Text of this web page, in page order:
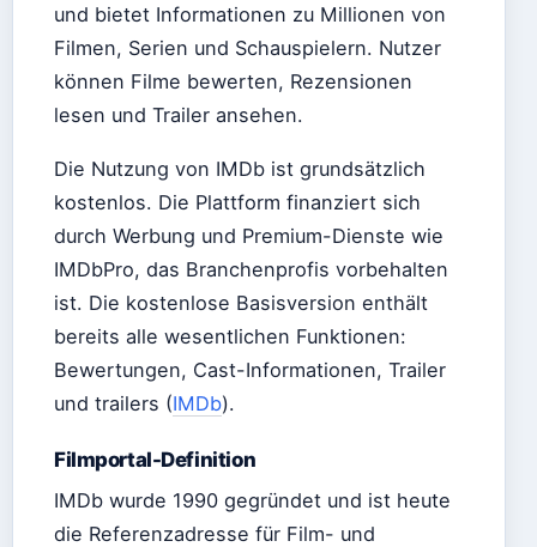
und bietet Informationen zu Millionen von
Filmen, Serien und Schauspielern. Nutzer
können Filme bewerten, Rezensionen
lesen und Trailer ansehen.
Die Nutzung von IMDb ist grundsätzlich
kostenlos. Die Plattform finanziert sich
durch Werbung und Premium-Dienste wie
IMDbPro, das Branchenprofis vorbehalten
ist. Die kostenlose Basisversion enthält
bereits alle wesentlichen Funktionen:
Bewertungen, Cast-Informationen, Trailer
und trailers (IMDb).
Filmportal-Definition
IMDb wurde 1990 gegründet und ist heute
die Referenzadresse für Film- und